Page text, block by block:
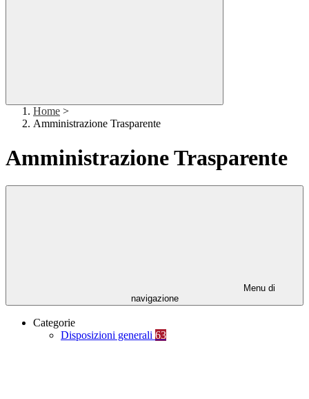
Home >
Amministrazione Trasparente
Amministrazione Trasparente
Menu di
navigazione
Categorie
Disposizioni generali 63